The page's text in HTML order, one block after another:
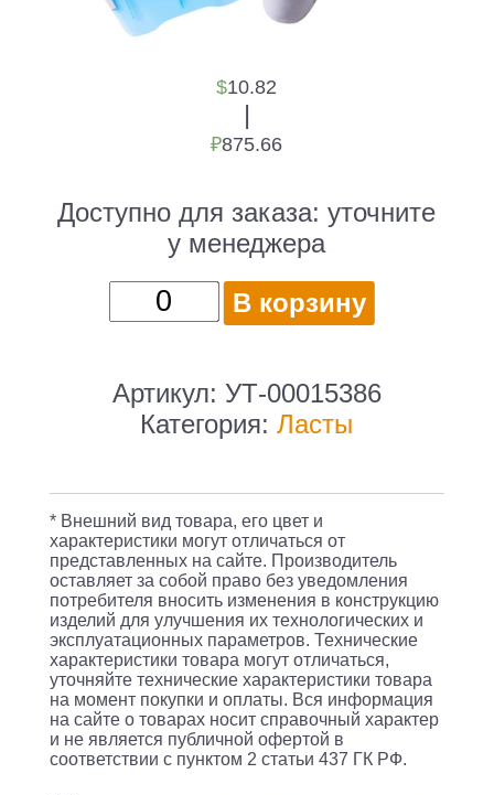
$10.82
|
₽875.66
Доступно для заказа:уточните
у менеджера
Количество
товара
Colton
CF-
плавания
р.:33-
34
серый/
голубой
(УТ-00015386)
В корзину
Артикул: УТ-00015386
Категория:Ласты
* Внешний вид товара, его цвет и
характеристики могут отличаться от
представленных на сайте. Производитель
оставляет за собой право без уведомления
потребителя вносить изменения в конструкцию
изделий для улучшения их технологических и
эксплуатационных параметров. Технические
характеристики товара могут отличаться,
уточняйте технические характеристики товара
на момент покупки и оплаты. Вся информация
на сайте о товарах носит справочный характер
и не является публичной офертой в
соответствии с пунктом 2 статьи 437 ГК РФ.